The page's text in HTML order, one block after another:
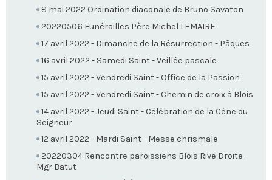
8 mai 2022 Ordination diaconale de Bruno Savaton
20220506 Funérailles Père Michel LEMAIRE
17 avril 2022 - Dimanche de la Résurrection - Pâques
16 avril 2022 - Samedi Saint - Veillée pascale
15 avril 2022 - Vendredi Saint - Office de la Passion
15 avril 2022 - Vendredi Saint - Chemin de croix à Blois
14 avril 2022 - Jeudi Saint - Célébration de la Cène du
Seigneur
12 avril 2022 - Mardi Saint - Messe chrismale
20220304 Rencontre paroissiens Blois Rive Droite -
Mgr Batut